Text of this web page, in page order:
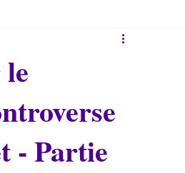
Psychose Temporalité
- Partie